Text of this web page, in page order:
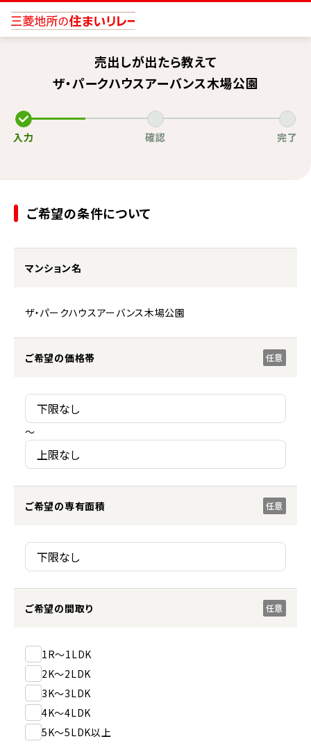
売出しが出たら教えて
ザ・パークハウスアーバンス木場公園
入力 確認 完了
ご希望の条件について
マンション名
ザ・パークハウスアーバンス木場公園
ご希望の価格帯 任意
～
ご希望の専有面積 任意
ご希望の間取り 任意
1R～1LDK
2K～2LDK
3K～3LDK
4K～4LDK
5K～5LDK以上